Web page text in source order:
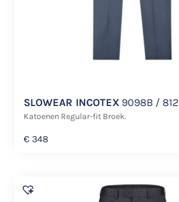
SLOWEAR INCOTEX 9098B / 812
Katoenen Regular-fit Broek.
€ 348